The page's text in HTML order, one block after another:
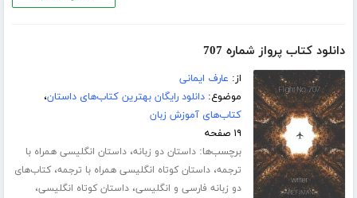
دانلود کتاب پرواز شماره 707
از: عارف ایمانی
موضوع:دانلود رایگان بهترین کتاب‌های داستان،
کتاب‌های آموزش زبان
۱۹ صفحه
برچسب‌ها:داستان دو زبانه،داستان انگلیسی همراه با
ترجمه،داستان کوتاه انگلیسی همراه با ترجمه،کتاب‌های
دو زبانه فارسی و انگلیسی،داستان کوتاه انگلیسی،